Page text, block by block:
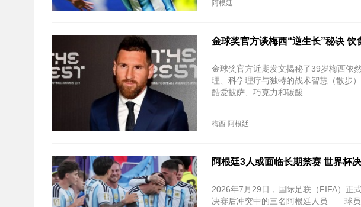
阿根廷
金球奖官方谈梅西“逆生长”秘诀 饮
金球奖官方近期发文揭秘了39岁梅西依
理、科学理疗与独特的战术智慧（散步
酷爱披萨、巧克力和碳酸
梅西 阿根廷
阿根廷3人或面临长期禁赛 世界杯
2026年7月29日，国际足联（FIFA）正
决赛后冲突中的三名阿根廷人员——球